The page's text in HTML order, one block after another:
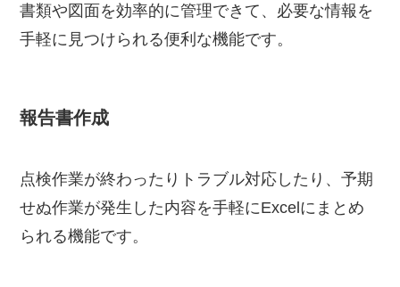
書類や図面を効率的に管理できて、必要な情報を
手軽に見つけられる便利な機能です。
報告書作成
点検作業が終わったりトラブル対応したり、予期
せぬ作業が発生した内容を手軽にExcelにまとめ
られる機能です。